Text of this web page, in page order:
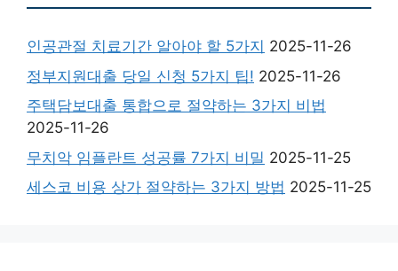
인공관절 치료기간 알아야 할 5가지 2025-11-26
정부지원대출 당일 신청 5가지 팁! 2025-11-26
주택담보대출 통합으로 절약하는 3가지 비법
2025-11-26
무치악 임플란트 성공률 7가지 비밀 2025-11-25
세스코 비용 상가 절약하는 3가지 방법 2025-11-25